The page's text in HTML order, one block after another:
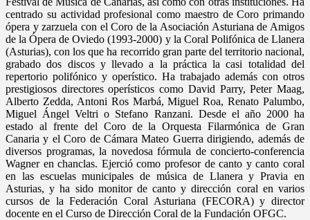
centrado su actividad profesional como maestro de Coro primando
ópera y zarzuela con el Coro de la Asociación Asturiana de Amigos
de la Ópera de Oviedo (1993-2000) y la Coral Polifónica de Llanera
(Asturias), con los que ha recorrido gran parte del territorio nacional,
grabado dos discos y llevado a la práctica la casi totalidad del
repertorio polifónico y operístico. Ha trabajado además con otros
prestigiosos directores operísticos como David Parry, Peter Maag,
Alberto Zedda, Antoni Ros Marbá, Miguel Roa, Renato Palumbo,
Miguel Ángel Veltri o Stefano Ranzani. Desde el año 2000 ha
estado al frente del Coro de la Orquesta Filarmónica de Gran
Canaria y el Coro de Cámara Mateo Guerra dirigiendo, además de
diversos programas, la novedosa fórmula de concierto-conferencia
Wagner en chanclas. Ejerció como profesor de canto y canto coral
en las escuelas municipales de música de Llanera y Pravia en
Asturias, y ha sido monitor de canto y dirección coral en varios
cursos de la Federación Coral Asturiana (FECORA) y director
docente en el Curso de Dirección Coral de la Fundación OFGC.